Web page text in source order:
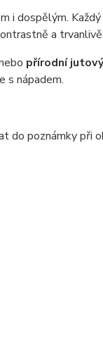
i dospělým. Každý
a trvanlivě.
přírodní
s nápadem.
do poznámky při